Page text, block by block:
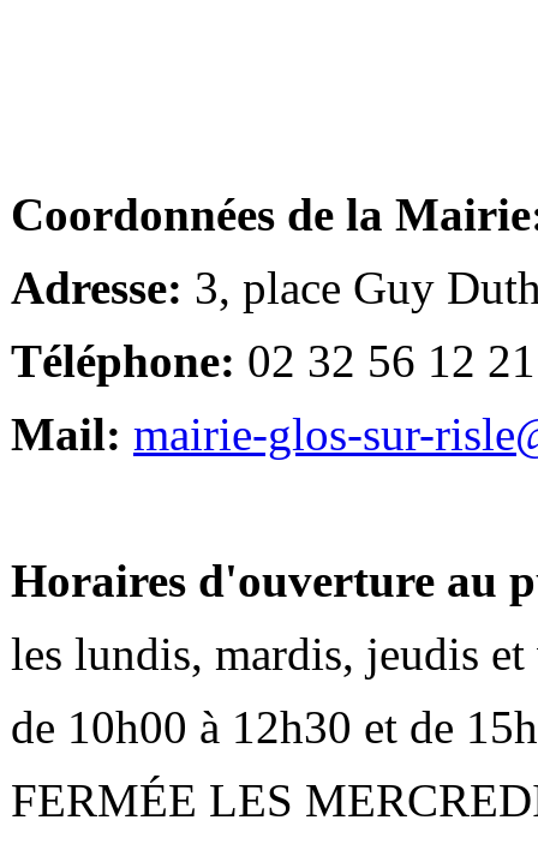
Coordonnées de la
Adresse: 3, place Guy
Téléphone: 02 32 56 12 21
Mail: mairie-glos-sur-
Horaires d'ouverture au
les lundis, mardis, jeudis et
de 10h00 à 12h30 et de
FERMÉE LES